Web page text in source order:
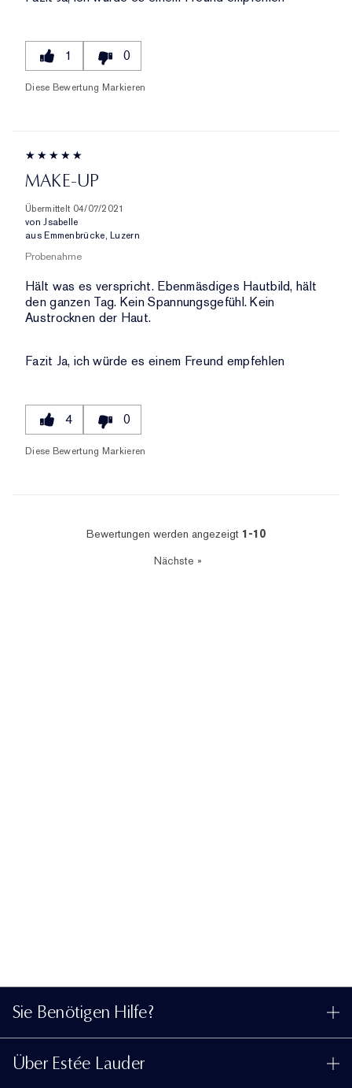
1 0
Diese Bewertung Markieren
MAKE-UP
Übermittelt 04/07/2021
von Jsabelle
aus Emmenbrücke, Luzern
Probenahme
Hält was es verspricht. Ebenmäsdiges Hautbild, hält
den ganzen Tag. Kein Spannungsgefühl. Kein
Austrocknen der Haut.
Fazit Ja, ich würde es einem Freund empfehlen
4 0
Diese Bewertung Markieren
Bewertungen werden angezeigt 1-10
Nächste »
Sie Benötigen Hilfe?
Kontaktieren Sie uns
Über Estée Lauder